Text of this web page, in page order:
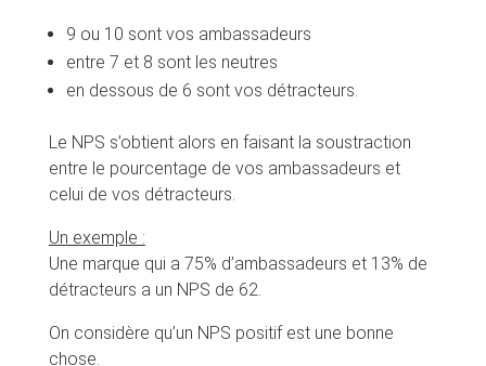
9 ou 10 sont vos ambassadeurs
entre 7 et 8 sont les neutres
en dessous de 6 sont vos détracteurs.
Le NPS s’obtient alors en faisant la soustraction
entre le pourcentage de vos ambassadeurs et
celui de vos détracteurs.
Un exemple :
Une marque qui a 75% d’ambassadeurs et 13% de
détracteurs a un NPS de 62.
On considère qu’un NPS positif est une bonne
chose.